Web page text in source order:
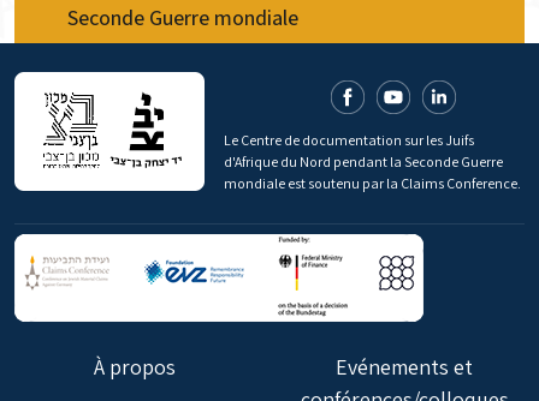
Seconde Guerre mondiale
Le Centre de documentation sur les Juifs
d'Afrique du Nord pendant la Seconde Guerre
mondiale est soutenu par la Claims Conference.
À propos
Evénements et